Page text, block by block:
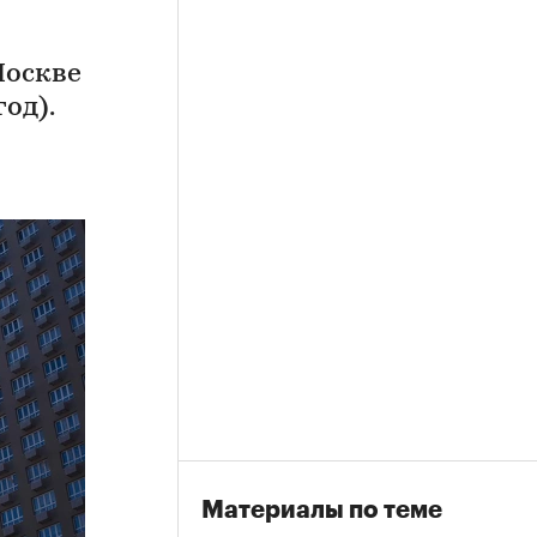
Материалы по теме